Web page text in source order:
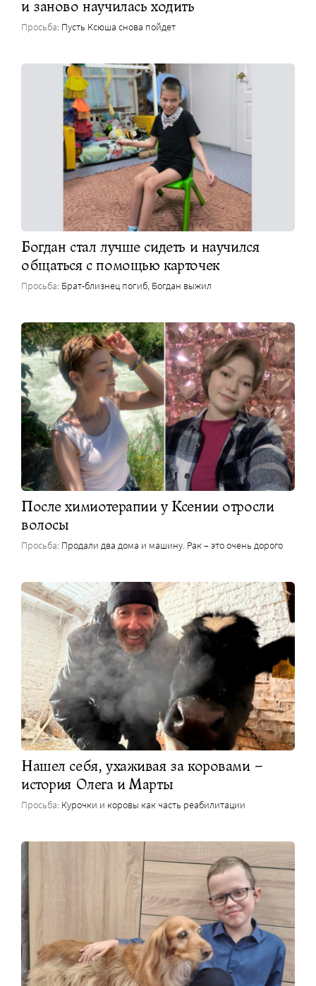
и заново научилась ходить
Просьба: Пусть Ксюша снова пойдет
Богдан стал лучше сидеть и научился
общаться с помощью карточек
Просьба: Брат-близнец погиб, Богдан выжил
После химиотерапии у Ксении отросли
волосы
Просьба: Продали два дома и машину. Рак – это очень дорого
Нашел себя, ухаживая за коровами –
история Олега и Марты
Просьба: Курочки и коровы как часть реабилитации